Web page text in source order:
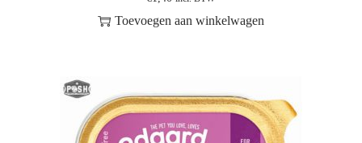
Toevoegen aan winkelwagen